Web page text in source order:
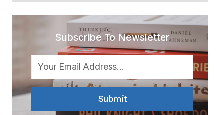
Subscribe To Newsletter
Submit